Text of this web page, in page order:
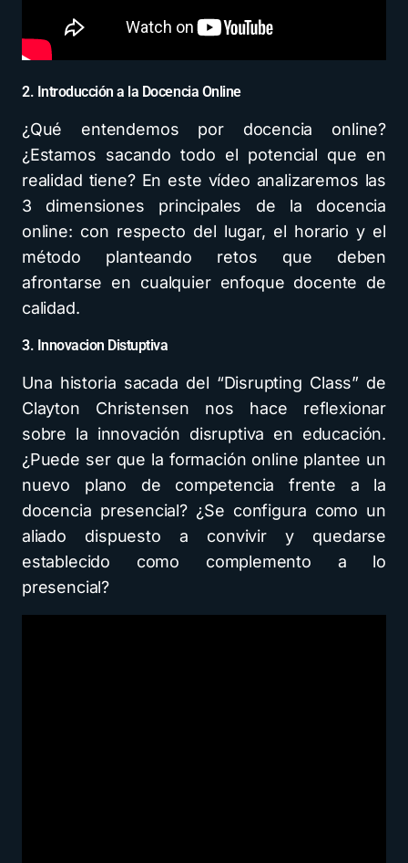
2. Introducción a la Docencia Online
¿Qué entendemos por docencia online?
¿Estamos sacando todo el potencial que en
realidad tiene? En este vídeo analizaremos las
3 dimensiones principales de la docencia
online: con respecto del lugar, el horario y el
método planteando retos que deben
afrontarse en cualquier enfoque docente de
calidad.
3. Innovacion Distuptiva
Una historia sacada del “Disrupting Class” de
Clayton Christensen nos hace reflexionar
sobre la innovación disruptiva en educación.
¿Puede ser que la formación online plantee un
nuevo plano de competencia frente a la
docencia presencial? ¿Se configura como un
aliado dispuesto a convivir y quedarse
establecido como complemento a lo
presencial?